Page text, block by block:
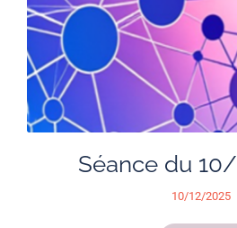
Séance du
10/12/2025